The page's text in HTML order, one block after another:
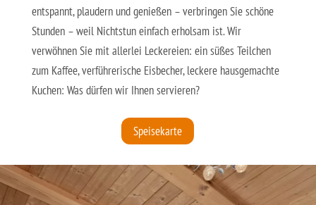
entspannt, plaudern und genießen – verbringen Sie schöne
Stunden – weil Nichtstun einfach erholsam ist. Wir
verwöhnen Sie mit allerlei Leckereien: ein süßes Teilchen
zum Kaffee, verführerische Eisbecher, leckere hausgemachte
Kuchen: Was dürfen wir Ihnen servieren?
Speisekarte